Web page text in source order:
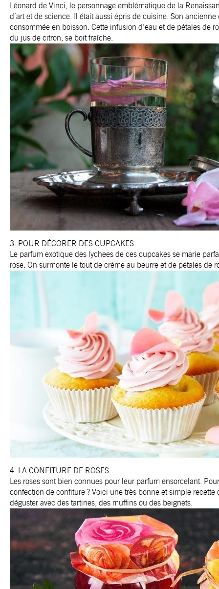
Léonard de Vinci, le personnage emblématique de la
d’art et de science. Il était aussi épris de cuisine. Son ancienne
consommée en boisson. Cette infusion d’eau et de pétales de
du jus de citron, se boit fraîche.
3. POUR DÉCORER DES CUPCAKES
Le parfum exotique des lychees de ces cupcakes se marie
rose. On surmonte le tout de crème au beurre et de pétales de
4. LA CONFITURE DE ROSES
Les roses sont bien connues pour leur parfum ensorcelant.
confection de confiture ? Voici une très bonne et simple
déguster avec des tartines, des muffins ou des beignets.